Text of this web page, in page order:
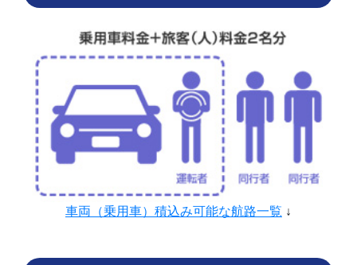
車両（乗用車）積込み可能な航路一覧 ↓